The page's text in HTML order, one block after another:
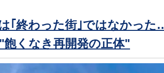
｢終わった街｣ではなかった
飽くなき再開発の正体"